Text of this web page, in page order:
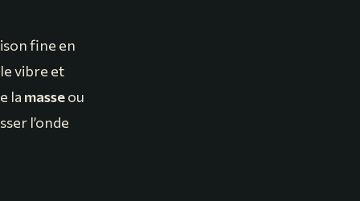
fine en
vibre et
la masseou
l’onde